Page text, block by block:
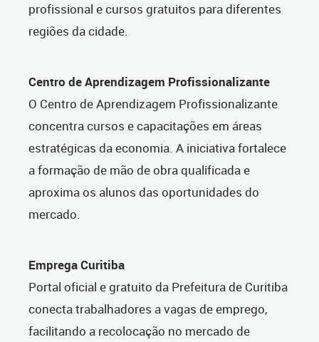
profissional e cursos gratuitos para diferentes
regiões da cidade.
Centro de Aprendizagem Profissionalizante
O Centro de Aprendizagem Profissionalizante
concentra cursos e capacitações em áreas
estratégicas da economia. A iniciativa fortalece
a formação de mão de obra qualificada e
aproxima os alunos das oportunidades do
mercado.
Emprega Curitiba
Portal oficial e gratuito da Prefeitura de Curitiba
conecta trabalhadores a vagas de emprego,
facilitando a recolocação no mercado de